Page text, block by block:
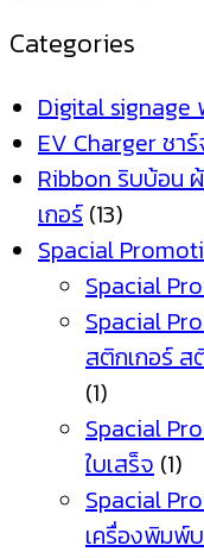
Categories
Digital signage
EV Charger ชา
Ribbon ริบบ้อน
เกอร์ (13)
Spacial
Spacial
Spacial
สติกเกอร์ ส
(1)
Spacial
ใบเสร็จ (1)
Spacial
เครื่องพิมพ์